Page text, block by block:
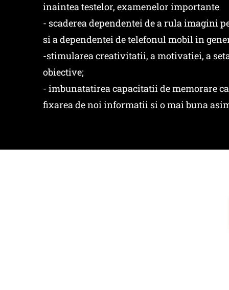
inaintea testelor, examenelor importante
- scaderea dependentei de a rula imagini
si a dependentei de telefonul mobil in
-stimularea creativitatii, a motivatiei, a
obiective;
- imbunatatirea capacitatii de memorare
fixarea de noi informatii si o mai buna